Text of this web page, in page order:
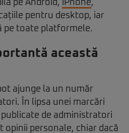
pe Android, iPhone,
pentru desktop, iar
pe toate platformele.
această
ajunge la un număr
În lipsa unei marcări
de administratori
opinii personale, chiar dacă